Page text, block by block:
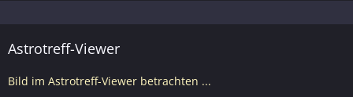
Astrotreff-Viewer
Bild im Astrotreff-Viewer betrachten ...